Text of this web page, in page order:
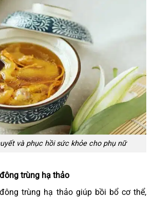
và phục hồi sức khỏe cho phụ nữ
trùng hạ thảo
trùng hạ thảo giúp bồi bổ cơ thể,